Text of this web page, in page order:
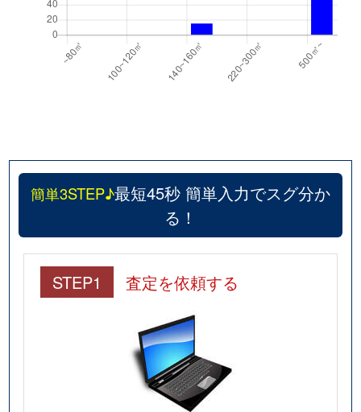
簡単3STEP♪最短45秒 簡単入力でスグ分か
る！
STEP1 査定を依頼する